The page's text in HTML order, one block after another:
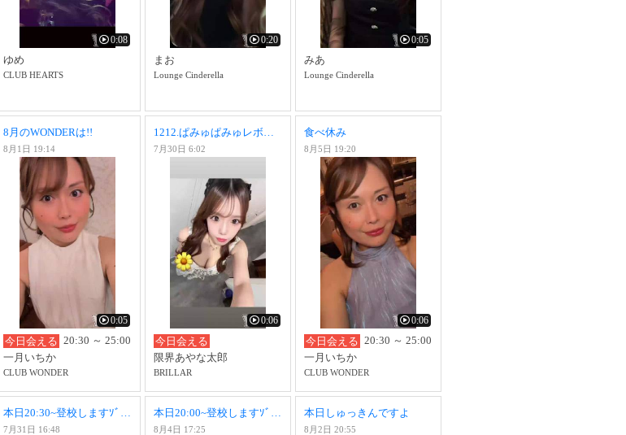
0:08
ゆめ
CLUB HEARTS
0:20
まお
Lounge Cinderella
0:05
みあ
Lounge Cinderella
8月のWONDERは!!
8月1日 19:14
0:05
今日会える 20:30 ～ 25:00
一月いちか
CLUB WONDER
1212.ぱみゅぱみゅレボリューション
7月30日 6:02
0:06
今日会える
限界あやな太郎
BRILLAR
食べ休み
8月5日 19:20
0:06
今日会える 20:30 ～ 25:00
一月いちか
CLUB WONDER
本日20:30~登校しますｿﾞ~＾＾
7月31日 16:48
本日20:00~登校しますｿﾞ~＾＾
8月4日 17:25
本日しゅっきんですよ
8月2日 20:55